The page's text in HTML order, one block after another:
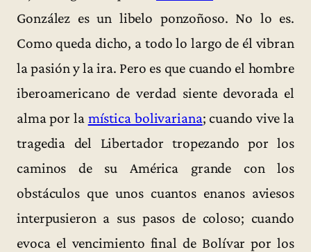
González es un libelo ponzoñoso. No lo es.
Como queda dicho, a todo lo largo de él vibran
la pasión y la ira. Pero es que cuando el hombre
iberoamericano de verdad siente devorada el
alma por la mística bolivariana; cuando vive la
tragedia del Libertador tropezando por los
caminos de su América grande con los
obstáculos que unos cuantos enanos aviesos
interpusieron a sus pasos de coloso; cuando
evoca el vencimiento final de Bolívar por los